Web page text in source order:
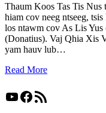
Thaum Koos Tas Tis Nus
hiam cov neeg ntseeg,
los ntawm cov As Lis
(Donatius). Vaj Qhia Xis
yam hauv lub…
Read More
YouTube
Facebook
RSS Feed